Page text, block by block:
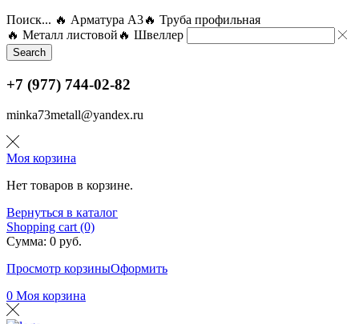
Поиск... 🔥 Арматура А3🔥 Труба профильная
🔥 Металл листовой 🔥 Швеллер
Search
+7 (977) 744-02-82
minka73metall@yandex.ru
Моя корзина
Нет товаров в корзине.
Вернуться в каталог
Shopping cart (0)
Сумма: 0 руб.
Просмотр корзиныОформить
0 Моя корзина